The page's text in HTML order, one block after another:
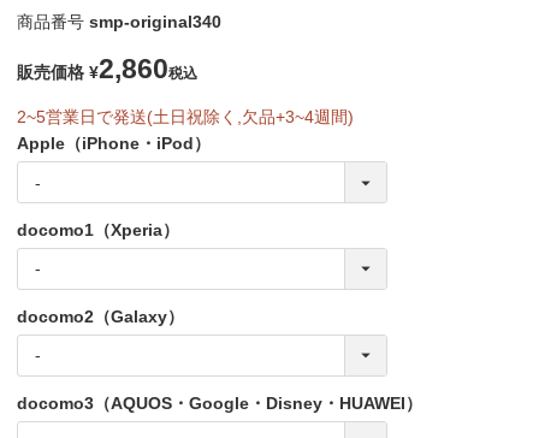
商品番号 smp-original340
販売価格 ¥2,860税込
2~5営業日で発送(土日祝除く,欠品+3~4週間)
Apple（iPhone・iPod）
docomo1（Xperia）
docomo2（Galaxy）
docomo3（AQUOS・Google・Disney・HUAWEI）